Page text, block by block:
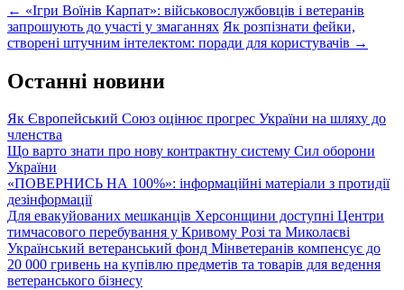
Post
navigation
← «Ігри Воїнів Карпат»: військовослужбовців і ветеранів
запрошують до участі у змаганнях Як розпізнати фейки,
створені штучним інтелектом: поради для користувачів →
Останні новини
Як Європейський Союз оцінює прогрес України на шляху до
членства
Що варто знати про нову контрактну систему Сил оборони
України
«ПОВЕРНИСЬ НА 100%»: інформаційні матеріали з протидії
дезінформації
Для евакуйованих мешканців Херсонщини доступні Центри
тимчасового перебування у Кривому Розі та Миколаєві
Український ветеранський фонд Мінветеранів компенсує до
20 000 гривень на купівлю предметів та товарів для ведення
ветеранського бізнесу